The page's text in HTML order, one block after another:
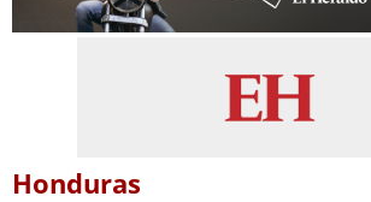
Honduras